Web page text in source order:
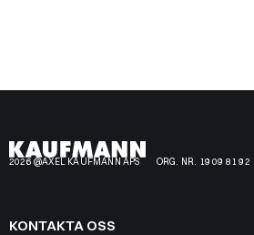
2026 @AXEL KAUFMANN APS ORG. NR. 19 09 81 92
KONTAKTA OSS